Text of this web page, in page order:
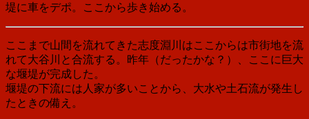
堤に車をデポ。ここから歩き始める。
ここまで山間を流れてきた志度淵川はここからは市街地を流
れて大谷川と合流する。昨年（だったかな？）、ここに巨大
な堰堤が完成した。
堰堤の下流には人家が多いことから、大水や土石流が発生し
たときの備え。